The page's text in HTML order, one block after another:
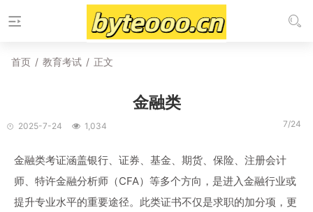
首页 / 教育考试 / 正文
金融类
2025-7-24 1,034 7/24
金融类考证涵盖银行、证券、基金、期货、保险、注册会计
师、特许金融分析师（CFA）等多个方向，是进入金融行业或
提升专业水平的重要途径。此类证书不仅是求职的加分项，更